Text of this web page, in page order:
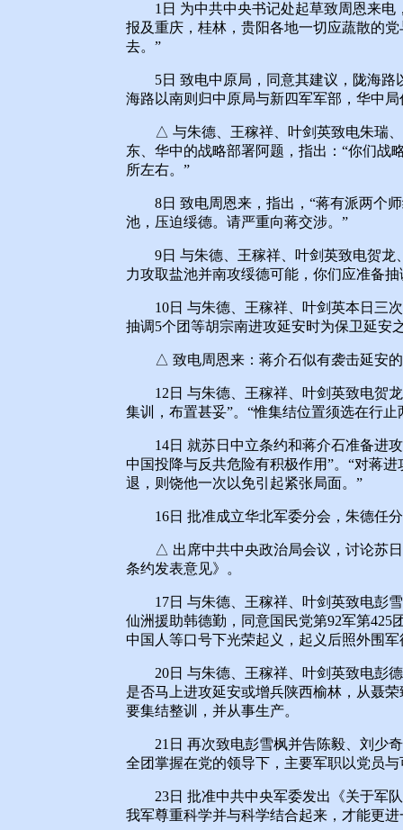
1日 为中共中央书记处起草致周恩来电
报及重庆，桂林，贵阳各地一切应蔬散的
去。”
5日 致电中原局，同意其建议，陇海路
海路以南则归中原局与新四军军部，华中
△ 与朱德、王稼祥、叶剑英致电朱瑞、
东、华中的战略部署阿题，指出：“你们战
所左右。”
8日 致电周恩来，指出，“蒋有派两个师
池，压迫绥德。请严重向蒋交涉。”
9日 与朱德、王稼祥、叶剑英致电贺龙
力攻取盐池并南攻绥德可能，你们应准备
10日 与朱德、王稼祥、叶剑英本日三次
抽调5个团等胡宗南进攻延安时为保卫延安
△ 致电周恩来：蒋介石似有袭击延安的
12日 与朱德、王稼祥、叶剑英致电贺龙
集训，布置甚妥”。“惟集结位置须选在行
14日 就苏日中立条约和蒋介石准备进攻
中国投降与反共危险有积极作用”。“对蒋
退，则饶他一次以免引起紧张局面。”
16日 批准成立华北军委分会，朱德任分
△ 出席中共中央政治局会议，讨论苏日
条约发表意见》。
17日 与朱德、王稼祥、叶剑英致电彭雪
仙洲援助韩德勤，同意国民党第92军第
中国人等口号下光荣起义，起义后照外围军
20日 与朱德、王稼祥、叶剑英致电彭德
是否马上进攻延安或增兵陕西榆林，从聂
要集结整训，并从事生产。
21日 再次致电彭雪枫并告陈毅、刘少奇
全团掌握在党的领导下，主要军职以党员
23日 批准中共中央军委发出《关于军队
我军尊重科学并与科学结合起来，才能更